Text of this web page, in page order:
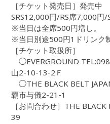
［チケット発売日］発売中
SRS12,000円/RS席7,000円/
※当日は全席500円増し。
※当日別途500円1ドリンク制
［チケット取扱所］
◯EVERGROUND
山2-10-13-2Ｆ
◯THE BLACK BELT
覇市与儀2-21-1
［お問合わせ］THE
39